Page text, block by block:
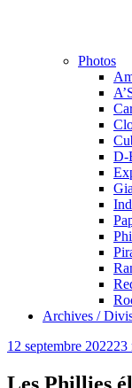
Photos
D-
Archives /
Publié
12 septembre 202223